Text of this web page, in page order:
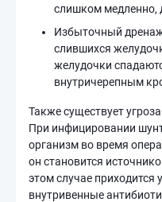
слишком медленно,
Избыточный
слившихся
желудочки
внутричерепным
Также существует
При инфицировании
организм во время
он становится
этом случае приходится
внутривенные